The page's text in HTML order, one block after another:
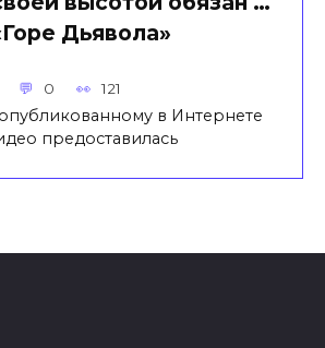
Дьявола»
0 121
в Интернете
предоставилась